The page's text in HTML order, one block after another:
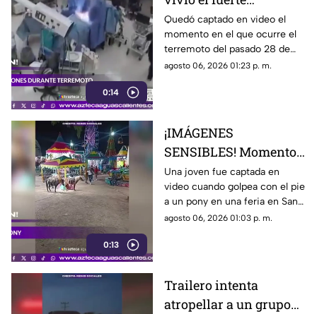
0:14
terremoto en el
quirófano de un
hospital
Quedó captado en video el
momento en el que ocurre el
terremoto del pasado 28 de
julio en Japón al interior de un
agosto 06, 2026 01:23 p. m.
0:13
¡IMÁGENES
SENSIBLES! Momento
en el que mujer golpea
a un pony durante una
feria
Una joven fue captada en
video cuando golpea con el pie
a un pony en una feria en San
Luis Potosí; el hecho ha
agosto 06, 2026 01:03 p. m.
Trailero intenta
atropellar a un grupo